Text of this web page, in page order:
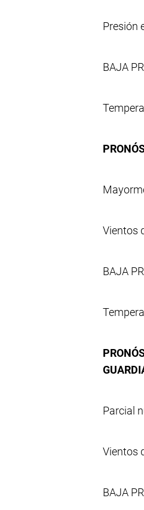
Presión
BAJA
Vientos
BAJA
Parcial
Vientos
BAJA